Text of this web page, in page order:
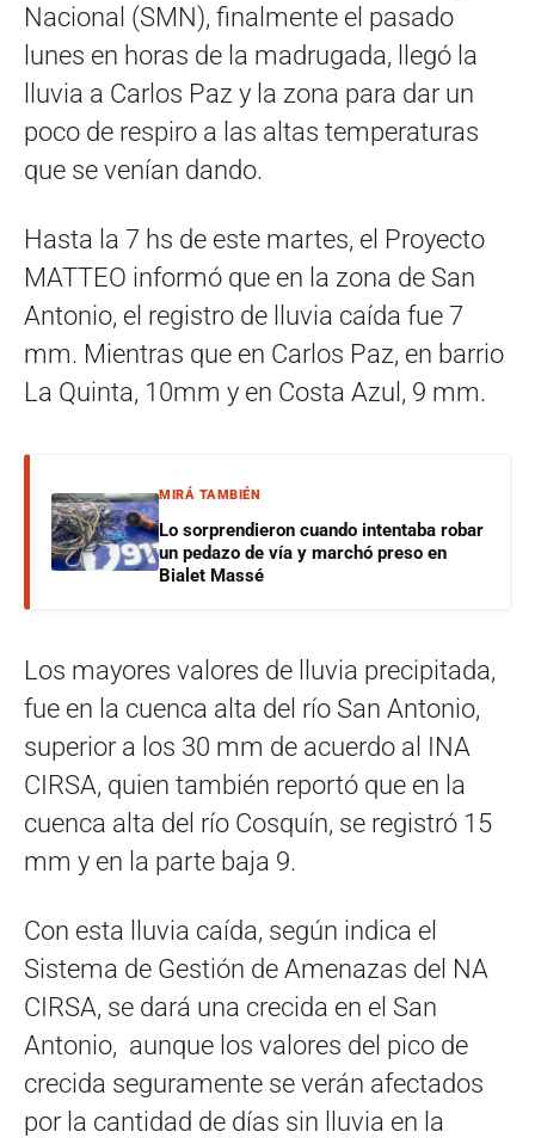
Nacional (SMN), finalmente el pasado
lunes en horas de la madrugada, llegó la
lluvia a Carlos Paz y la zona para dar un
poco de respiro a las altas temperaturas
que se venían dando.
Hasta la 7 hs de este martes, el Proyecto
MATTEO informó que en la zona de San
Antonio, el registro de lluvia caída fue 7
mm. Mientras que en Carlos Paz, en barrio
La Quinta, 10mm y en Costa Azul, 9 mm.
MIRÁ TAMBIÉN
Lo sorprendieron cuando intentaba robar
un pedazo de vía y marchó preso en
Bialet Massé
Los mayores valores de lluvia precipitada,
fue en la cuenca alta del río San Antonio,
superior a los 30 mm de acuerdo al INA
CIRSA, quien también reportó que en la
cuenca alta del río Cosquín, se registró 15
mm y en la parte baja 9.
Con esta lluvia caída, según indica el
Sistema de Gestión de Amenazas del NA
CIRSA, se dará una crecida en el San
Antonio, aunque los valores del pico de
crecida seguramente se verán afectados
por la cantidad de días sin lluvia en la